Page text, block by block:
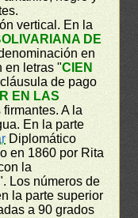
vertical. En la
DE
en
en letras "CIEN
de pago
EN LAS
firmantes. A la
En la parte
Diplomático
en 1860 por Rita
la
Los números de
la parte superior
a 90 grados